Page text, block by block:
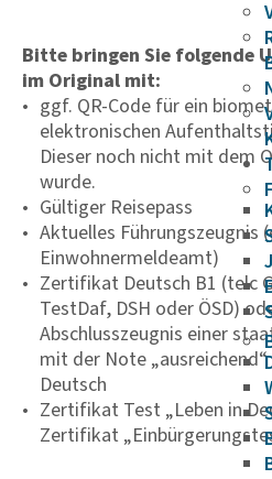
Bitte bringen Sie folgende
im Original mit:
ggf. QR-Code für ein
elektronischen
Dieser noch nicht mit dem
wurde.
Gültiger Reisepass
Aktuelles Führungszeugnis
Einwohnermeldeamt)
Zertifikat Deutsch B1 (telc
TestDaf, DSH oder ÖSD)
Abschlusszeugnis einer
mit der Note
Deutsch
Zertifikat Test „Leben in
Zertifikat